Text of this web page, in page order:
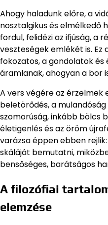
Ahogy haladunk előre, a
nosztalgikus és elmélkedő
fordul, felidézi az ifjúság, a
veszteségek emlékét is.
fokozatos, a gondolatok
áramlanak, ahogyan a bor
A vers végére az érzelmek
beletörődés, a
szomorúság, inkább bölcs
életigenlés és az öröm
varázsa éppen ebben
skáláját bemutatni,
bensőséges, barátságos
A filozófiai
elemzése